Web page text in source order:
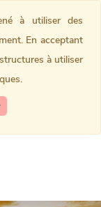
à utiliser des
En acceptant
à utiliser